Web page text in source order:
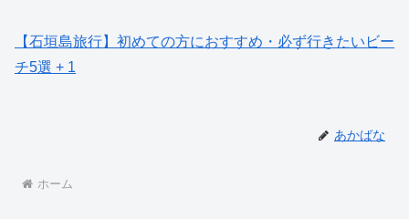
【石垣島旅行】初めての方におすすめ・必ず行きたいビー
チ5選 + 1
あかばな
ホーム